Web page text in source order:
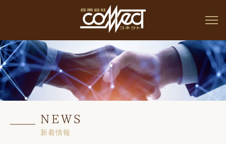
NEWS
新着情報